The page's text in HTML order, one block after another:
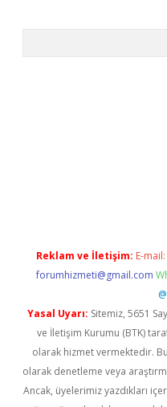
Reklam ve İletişim: E-mail:
forumhizmeti@gmail.com
Yasal Uyarı: Sitemiz, 5651
ve İletişim Kurumu (BTK)
olarak hizmet vermektedir.
olarak denetleme veya
Ancak, üyelerimiz yazdıkları